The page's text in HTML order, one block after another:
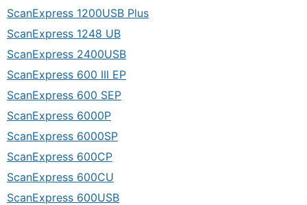
ScanExpress 1200USB Plus
ScanExpress 1248 UB
ScanExpress 2400USB
ScanExpress 600 III EP
ScanExpress 600 SEP
ScanExpress 6000P
ScanExpress 6000SP
ScanExpress 600CP
ScanExpress 600CU
ScanExpress 600USB